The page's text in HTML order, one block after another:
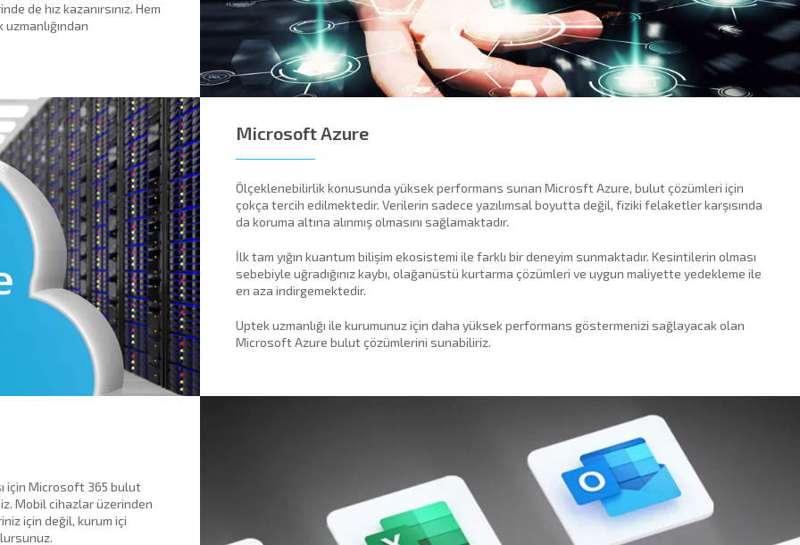
de hız kazanırsınız. Hem
Microsoft Azure
Ölçeklenebilirlik konusunda yüksek performans sunan Microsft Azure, bulut çözümleri için
çokça tercih edilmektedir. Verilerin sadece yazılımsal boyutta değil, fiziki felaketler karşısında
da koruma altına alınmış olmasını sağlamaktadır.
İlk tam yığın kuantum bilişim ekosistemi ile farklı bir deneyim sunmaktadır. Kesintilerin olması
sebebiyle uğradığınız kaybı, olağanüstü kurtarma çözümleri ve uygun maliyette yedekleme ile
en aza indirgemektedir.
Uptek uzmanlığı ile kurumunuz için daha yüksek performans göstermenizi sağlayacak olan
Microsoft Azure bulut çözümlerini sunabiliriz.
için Microsoft 365 bulut
Mobil cihazlar üzerinden
için değil, kurum içi